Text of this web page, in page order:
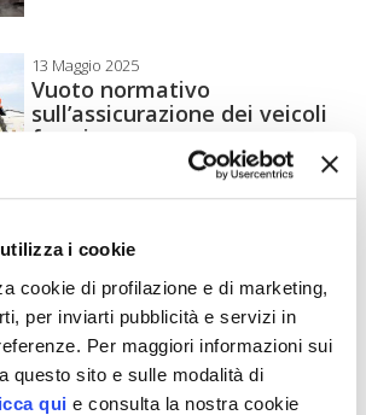
i cookie
cookie di profilazione e di marketing,
per inviarti pubblicità e servizi in
Per maggiori informazioni sui
questo sito e sulle modalità di
qui e consulta la nostra cookie
13 Maggio 2025
Vuoto normativo
sull’assicurazione dei veicoli
fermi
Crolla il numero di trattori
5 Marzo 2025
Trelleborg Tires: Patrick